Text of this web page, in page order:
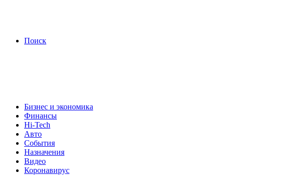
Поиск
Бизнес и экономика
Финансы
Hi-Tech
Авто
События
Назначения
Видео
Коронавирус